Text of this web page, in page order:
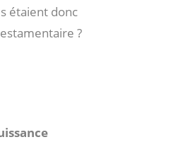
étaient donc
?